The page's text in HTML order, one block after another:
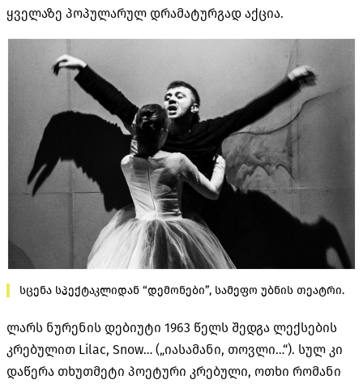
ყველაზე პოპულარულ დრამატურგად აქცია.
სცენა სპექტაკლიდან “დემონები”, სამეფო უბნის თეატრი.
ლარს ნურენის დებიუტი 1963 წელს შედგა ლექსების
კრებულით Lilac, Snow… („იასამანი, თოვლი…“). სულ კი
დაწერა თხუთმეტი პოეტური კრებული, ოთხი რომანი